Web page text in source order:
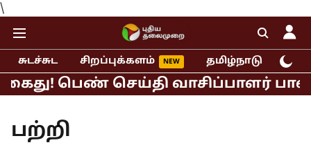
\
சுடச்சுட சிறப்புக்களம் தமிழ்நாடு
பெண் செய்தி வாசிப்பாளர்
பற்றி